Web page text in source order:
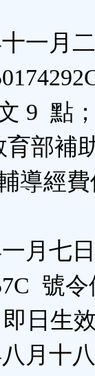
一月
9 點
育部補
導經
月七
號
日生
月十